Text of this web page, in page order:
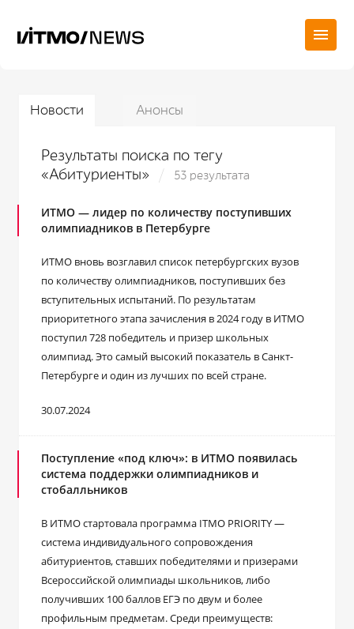
Новости Анонсы
Результаты поиска по тегу
«Абитуриенты»
53 результата
ИТМО — лидер по количеству поступивших
олимпиадников в Петербурге
ИТМО вновь возглавил список петербургских вузов
по количеству олимпиадников, поступивших без
вступительных испытаний. По результатам
приоритетного этапа зачисления в 2024 году в ИТМО
поступил 728 победитель и призер школьных
олимпиад. Это самый высокий показатель в Санкт-
Петербурге и один из лучших по всей стране.
30.07.2024
Поступление «под ключ»: в ИТМО появилась
система поддержки олимпиадников и
стобалльников
В ИТМО стартовала программа ITMO PRIORITY —
система индивидуального сопровождения
абитуриентов, ставших победителями и призерами
Всероссийской олимпиады школьников, либо
получивших 100 баллов ЕГЭ по двум и более
профильным предметам. Среди преимуществ: